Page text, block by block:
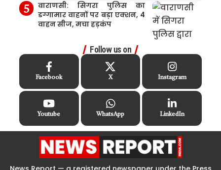
वाराणसी: सिगरा पुलिस का
डग्गामार वाहनों पर बड़ा एक्शन, 4
वाहन सीज, मचा हड़कंप
Follow us on
Facebook X Instagram
Youtube WhatsApp LinkedIn